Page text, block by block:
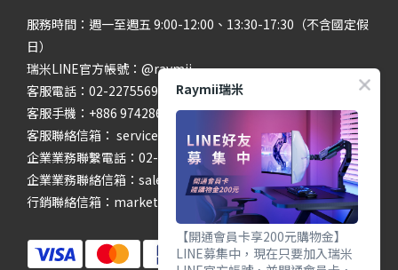
服務時間：週一至週五 9:00-12:00、13:30-17:30（不含國定假
日）
瑞米LINE官方帳號：@raymii
客服電話：02-22755699 #201 #202
客服手機：+886 974286654
客服聯絡信箱： service@raymii.com
企業業務聯繫電話：02-22755699 #302
企業業務聯絡信箱：sales@raymii.com
行銷聯絡信箱：marketing@raymii.com
Raymii瑞米
【開通會員卡享200元購物金】
LINE募集中，現在只要加入瑞米